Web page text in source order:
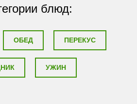
блюд:
ОБЕД ПЕРЕКУС
УЖИН